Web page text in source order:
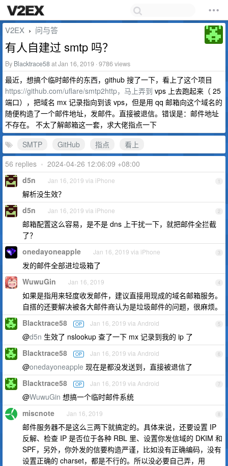
V2EX › 问与答
有人自建过 smtp 吗？
By Blacktrace58at Jan 16, 2019 · 9786 views
最近，想搞个临时邮件的东西，github 搜了一下，看上了这个项目
https://github.com/uflare/smtp2http，马上弄到 vps 上去跑起来（ 25
端口），把域名 mx 记录指向到该 vps，但是用 qq 邮箱向这个域名的
随便构造了一个邮件地址，发邮件。直接被退信。错误是：邮件地址
不存在。 不太了解邮箱这一套，求大佬指点一下
SMTP
GitHub 指点
看上
56 replies • 2024-04-26 12:06:09 +08:00
1
d5n Jan 16, 2019 via iPhone
解析没生效？
2
d5n Jan 16, 2019 via iPhone
邮箱配置这么容易，是不是 dns 上干扰一下，就把邮件全拦截
了？
3
onedayoneapple Jan 16, 2019 via iPhone
发的邮件全部进垃圾箱了
4
WuwuGin Jan 16, 2019
如果是指用来轻度收发邮件，建议直接用现成的域名邮箱服务。
自搭的还要解决被各大邮件商认为是垃圾邮件的问题，很麻烦。
5
Blacktrace58 OP Jan 16, 2019 via Android
@d5n 生效了 nslookup 查了一下 mx 记录到我的 ip 了
6
Blacktrace58 OP Jan 16, 2019 via Android
@onedayoneapple 现在是都没发送到，直接被退信了
7
Blacktrace58 OP Jan 16, 2019 via Android
@WuwuGin 想搞一个临时邮件系统
8
miscnote Jan 16, 2019
邮件服务器不是这么三两下就搞定的。具体来说，还要设置 IP
反解、检查 IP 是否位于各种 RBL 里、设置你发信域的 DKIM 和
SPF，另外，你外发的信要构造严谨，比如没有正确编码，没有
设置正确的 charset，都是不行的。所以没必要自己弄，用